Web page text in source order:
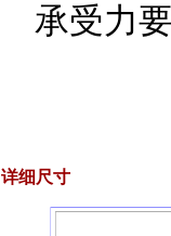
承受力
详细尺寸